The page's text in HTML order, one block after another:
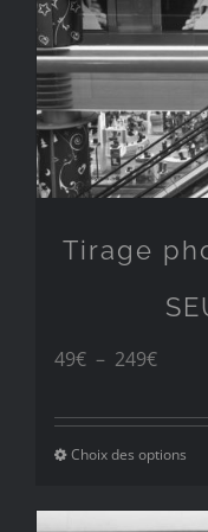
Tirage
49€ – 249€Plage
prix :
Choix des options